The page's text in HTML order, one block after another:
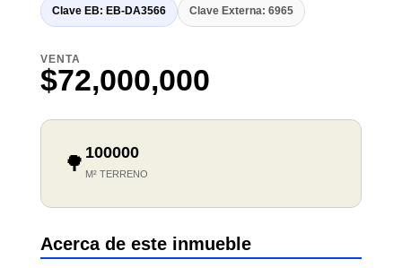
Clave EB: EB-DA3566 Clave Externa: 6965
VENTA
$72,000,000
🌳 100000
M² TERRENO
Acerca de este inmueble